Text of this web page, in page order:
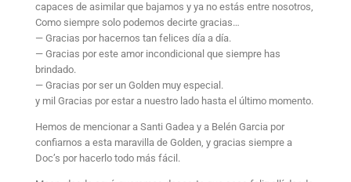
capaces de asimilar que bajamos y ya no estás entre nosotros,
Como siempre solo podemos decirte gracias…
— Gracias por hacernos tan felices día a día.
— Gracias por este amor incondicional que siempre has
brindado.
— Gracias por ser un Golden muy especial.
y mil Gracias por estar a nuestro lado hasta el último momento.
Hemos de mencionar a Santi Gadea y a Belén Garcia por
confiarnos a esta maravilla de Golden, y gracias siempre a
Doc’s por hacerlo todo más fácil.